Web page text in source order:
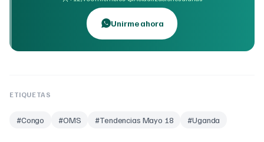
Unirme ahora
ETIQUETAS
#Congo #OMS #Tendencias Mayo 18 #Uganda